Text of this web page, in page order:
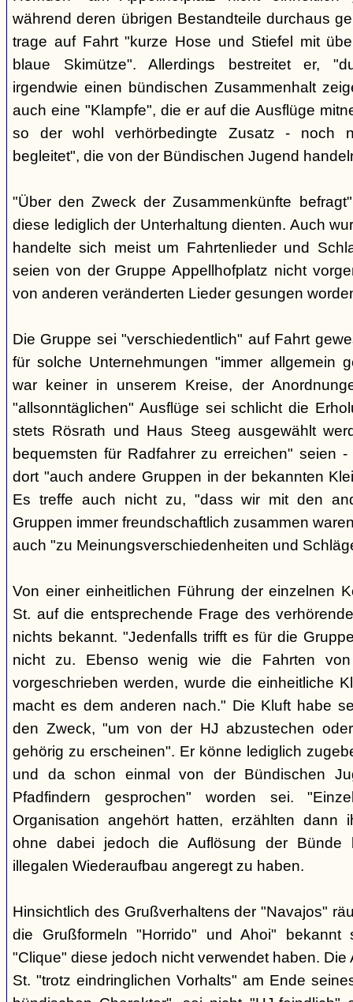
während deren übrigen Bestandteile durchaus
trage auf Fahrt "kurze Hose und Stiefel mit
blaue Skimütze". Allerdings bestreitet er,
irgendwie einen bündischen Zusammenhalt
auch eine "Klampfe", die er auf die Ausflüge
so der wohl verhörbedingte Zusatz - noch
begleitet", die von der Bündischen Jugend
"Über den Zweck der Zusammenkünfte
diese lediglich der Unterhaltung dienten. Auch
handelte sich meist um Fahrtenlieder und
seien von der Gruppe Appellhofplatz nicht
von anderen veränderten Lieder gesungen
Die Gruppe sei "verschiedentlich" auf Fahrt
für solche Unternehmungen "immer allgemein
war keiner in unserem Kreise, der
"allsonntäglichen" Ausflüge sei schlicht die
stets Rösrath und Haus Steeg ausgewählt
bequemsten für Radfahrer zu erreichen" seien
dort "auch andere Gruppen in der bekannten
Es treffe auch nicht zu, "dass wir mit den
Gruppen immer freundschaftlich zusammen
auch "zu Meinungsverschiedenheiten und
Von einer einheitlichen Führung der einzelnen
St. auf die entsprechende Frage des
nichts bekannt. "Jedenfalls trifft es für die
nicht zu. Ebenso wenig wie die Fahrten
vorgeschrieben werden, wurde die einheitliche
macht es dem anderen nach." Die Kluft habe
den Zweck, "um von der HJ abzustechen
gehörig zu erscheinen". Er könne lediglich
und da schon einmal von der Bündischen
Pfadfindern gesprochen" worden sei.
Organisation angehört hatten, erzählten dann
ohne dabei jedoch die Auflösung der Bünde
illegalen Wiederaufbau angeregt zu haben.
Hinsichtlich des Grußverhaltens der "Navajos"
die Grußformeln "Horrido" und Ahoi" bekannt
"Clique" diese jedoch nicht verwendet haben. Die
St. "trotz eindringlichen Vorhalts" am Ende